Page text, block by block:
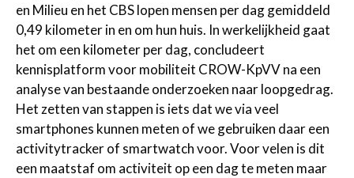
en Milieu en het CBS lopen mensen per dag gemiddeld
0,49 kilometer in en om hun huis. In werkelijkheid gaat
het om een kilometer per dag, concludeert
kennisplatform voor mobiliteit CROW-KpVV na een
analyse van bestaande onderzoeken naar loopgedrag.
Het zetten van stappen is iets dat we via veel
smartphones kunnen meten of we gebruiken daar een
activitytracker of smartwatch voor. Voor velen is dit
een maatstaf om activiteit op een dag te meten maar